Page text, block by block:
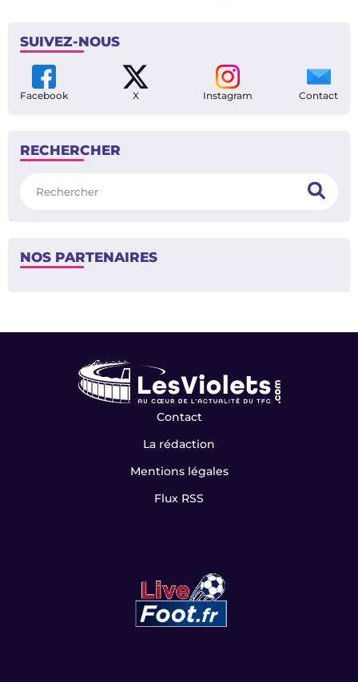
SUIVEZ-NOUS
Facebook X Instagram Contact
RECHERCHER
NOS PARTENAIRES
Contact
La rédaction
Mentions légales
Flux RSS